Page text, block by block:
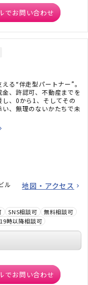
でお問い合わせ
る“伴走型パートナー”。
金、許認可、不動産までを
し、0から1、そしてその
、無理のないかたちで未
ル
地図・アクセス
SNS相談可
無料相談可
時以降相談可
でお問い合わせ